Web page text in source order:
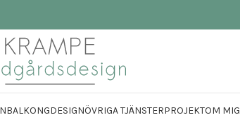
BALKONGDESIGNÖVRIGA TJÄNSTERPROJEKTOM MIG